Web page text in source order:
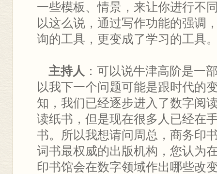
一些模板、情景，来让你进行不
以这么说，通过写作功能的强调
询的工具，更变成了学习的工具
主持人 ：可以说牛津高阶是一
以我下一个问题可能是跟时代的
知，我们已经逐步进入了数字阅
读纸书，但是现在很多人已经在
书。所以我想请问周总，商务印
词书最权威的出版机构，您认为
印书馆会在数字领域作出哪些改